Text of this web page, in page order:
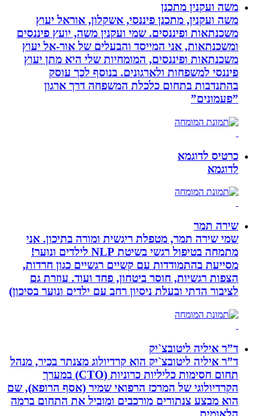
משה ועקנין מתכנן
משה ועקנין, מתכנן פיננסי, אשקלון, אוראל יעוץ
משכנתאות ופיננסים. שמי ועקנין משה, יועץ פיננסים
ומשכנתאות, אני המייסד והבעלים של אור-אל יעוץ
משכנתאות ופיננסים, המומחיות שלי היא מתן יעוץ
פיננסי למשפחות ולארגונים. בנוסף לכך עוסק
בהתנדבות בתחום כלכלת המשפחה דרך ארגון
”פעמונים”
כרטיס לדוגמא
לדוגמא
שירה תמר
שמי שירה תמר, מטפלת ריגשית ומורה בתיכון. אני
מתמחה בטיפול רגשי בשיטת NLP לילדים ונוער!
מסייעת בהתמודדות עם קשיים רגשיים כגון חרדות,
הצפות רגשיות, חוסר ביטחון, פחד ועוד. עוזרת גם
לציבור הדתי ובעלת ניסיון רחב עם ילדים ונוער בסיכון)
ד”ר איליה ליטובצ`יק
ד”ר איליה ליטובצ`יק הוא קרדיולוג מצנתר בכיר, מנהל
תחום חסימות כליליות כרוניות (CTO) במערך
הקרדיולוגי של המרכז הרפואי שמיר (אסף הרופא), שם
הוא מבצע צנתורים מורכבים ומוביל את התחום ברמה